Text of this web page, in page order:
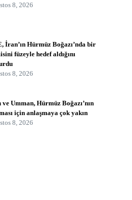
8, 2026
İran’ın Hürmüz Boğazı’nda bir
füzeyle hedef aldığını
8, 2026
Umman, Hürmüz Boğazı’nın
için anlaşmaya çok yakın
8, 2026